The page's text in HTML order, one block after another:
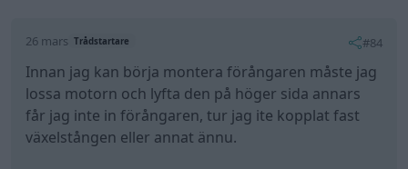
26 mars Trådstartare #84
Innan jag kan börja montera förångaren måste jag
lossa motorn och lyfta den på höger sida annars
får jag inte in förångaren, tur jag ite kopplat fast
växelstången eller annat ännu.